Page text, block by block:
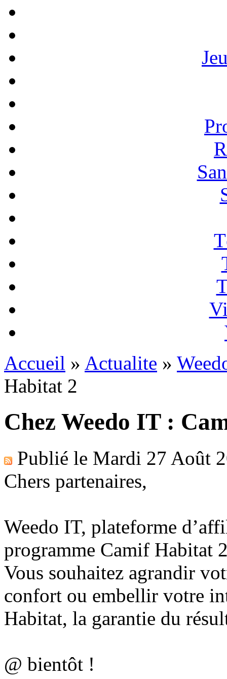
Accueil » Actualite »
Habitat 2
Chez Weedo IT :
Publié le Mardi 27 Août
Chers partenaires,
Weedo IT, plateforme
programme Camif Habitat
Vous souhaitez agrandir
confort ou embellir votre
Habitat, la garantie du
@ bientôt !